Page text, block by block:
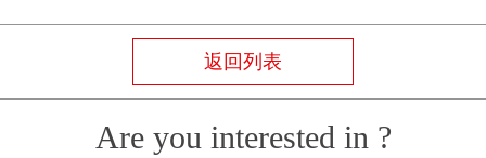
返回列表
Are you interested in ?